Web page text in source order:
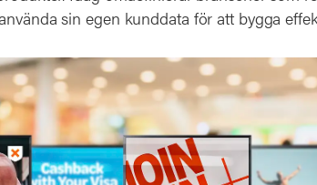
sin egen kunddata för att bygga